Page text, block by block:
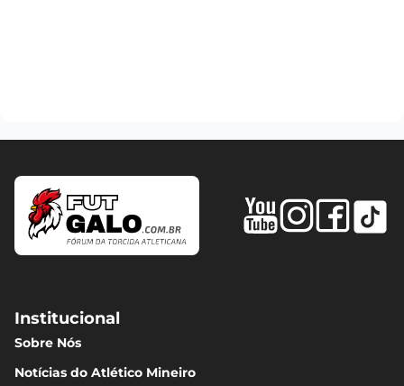
Institucional
Sobre Nós
Notícias do Atlético Mineiro